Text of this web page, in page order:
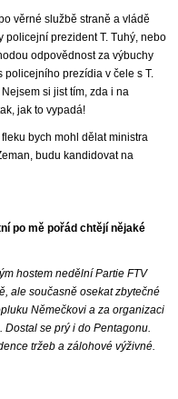
věrné službě straně a vládě
policejní prezident T. Tuhý, nebo
odpovědnost za výbuchy
policejního prezídia v čele s T.
si jist tím, zda i na
jak to vypadá!
bych mohl dělat ministra
budu kandidovat na
po mě pořád chtějí nějaké
hostem nedělní Partie FTV
ale současně osekat zbytečné
Němečkovi a za organizaci
se prý i do Pentagonu.
tržeb a zálohové výživné.